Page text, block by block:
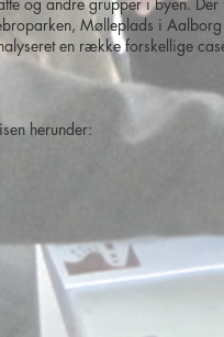
Mølleplads i
en række forskellige
herunder: